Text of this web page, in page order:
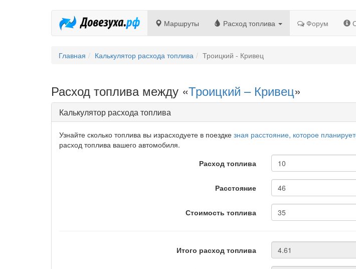
Маршруты Расход топлива Форум
Главная Калькулятор расхода топлива Троицкий - Кривец
Расход топлива между «Троицкий – Кривец»
Калькулятор расхода топлива
Узнайте сколько топлива вы израсходуете в поездке зная расстояние, которое
расход топлива вашего автомобиля.
Расход топлива
Расстояние
Стоимость топлива
Итого расход топлива